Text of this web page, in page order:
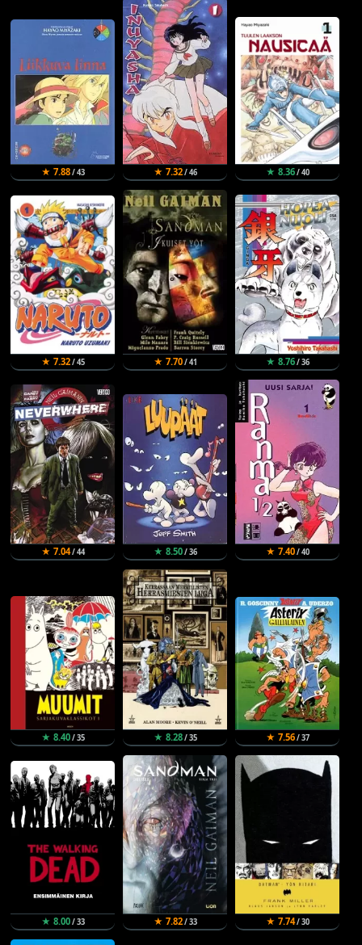
★ 7.88/ 43 ★ 7.32/ 46 ★ 8.36/ 40
★ 7.32/ 45 ★ 7.70/ 41 ★ 8.76/ 36
★ 7.04/ 44 ★ 8.50/ 36 ★ 7.40/ 40
★ 8.40/ 35 ★ 8.28/ 35 ★ 7.56/ 37
★ 8.00/ 33 ★ 7.82/ 33 ★ 7.74/ 30